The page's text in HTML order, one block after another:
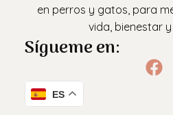
en perros y gatos, para
vida, bienestar
Sígueme en:
ES